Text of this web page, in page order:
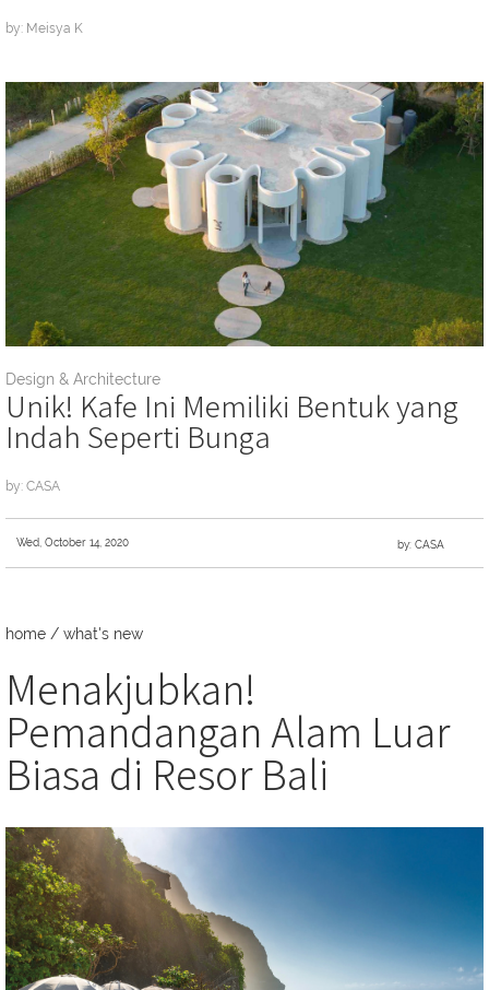
by: Meisya K
Design & Architecture
Unik! Kafe Ini Memiliki Bentuk yang
Indah Seperti Bunga
by: CASA
Wed, October 14, 2020 by: CASA
home / what's new
Menakjubkan!
Pemandangan Alam Luar
Biasa di Resor Bali